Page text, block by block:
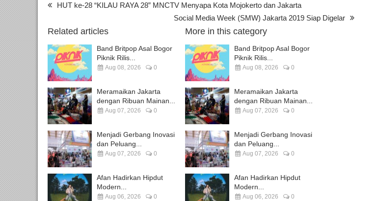
HUT ke-28 “KILAU RAYA 28” MNCTV Menyapa Kota Mojokerto dan Jakarta
Social Media Week (SMW) Jakarta 2019 Siap Digelar
Related articles
Band Britpop Asal Bogor
Piknik Rilis...
Aug 08, 2026 0
Meramaikan Jakarta
dengan Ribuan Mainan...
Aug 07, 2026 0
Menjadi Gerbang Inovasi
dan Peluang...
Aug 07, 2026 0
Afan Hadirkan Hipdut
Modern...
Aug 06, 2026 0
More in this category
Band Britpop Asal Bogor
Piknik Rilis...
Aug 08, 2026 0
Meramaikan Jakarta
dengan Ribuan Mainan...
Aug 07, 2026 0
Menjadi Gerbang Inovasi
dan Peluang...
Aug 07, 2026 0
Afan Hadirkan Hipdut
Modern...
Aug 06, 2026 0